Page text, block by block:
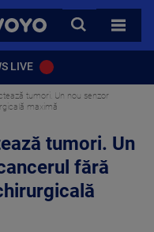
VOYO
CAUTA
TOATE
LIVE
tumori. Un nou senzor
maximă
tumori. Un
fără